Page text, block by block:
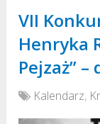
VII
Henryka
Pejzaż”
Kalendarz,